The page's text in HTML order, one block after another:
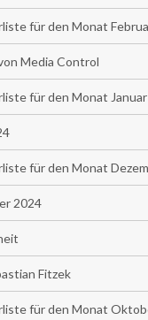
für den Monat
Media Control
für den Monat
für den Monat
2024
Fitzek
für den Monat